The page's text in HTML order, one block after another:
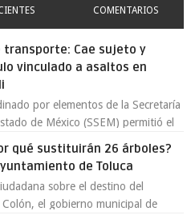
COMENTARIOS
transporte: Cae sujeto y
vinculado a asaltos en
por elementos de la Secretaría
de México (SSEM) permitió el
qué sustituirán 26 árboles?
de Toluca
sobre el destino del
el gobierno municipal de